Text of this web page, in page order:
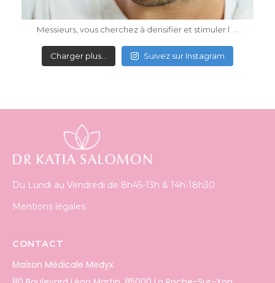
Mai 4
Messieurs, vous cherchez à densifier et stimuler l ...
Charger plus… Suivez sur Instagram
Du Lundi au Vendredi de 8h45-13h & 14h-18h30
Mentions légales
CONTACT
Maison Médicale Medyx